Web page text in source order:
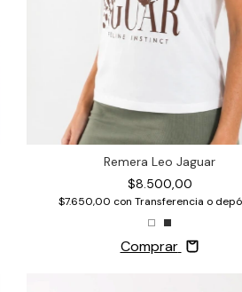
Remera Leo Jaguar
$8.500,00
$7.650,00 con Transferencia o
Comprar